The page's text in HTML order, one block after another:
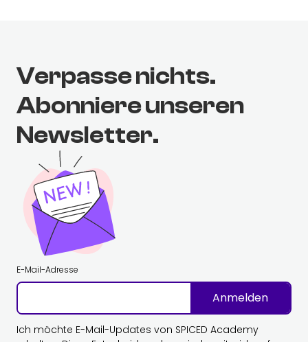
Verpasse nichts.
Abonniere unseren
Newsletter.
E-Mail-Adresse
Anmelden
Ich möchte E-Mail-Updates von SPICED Academy